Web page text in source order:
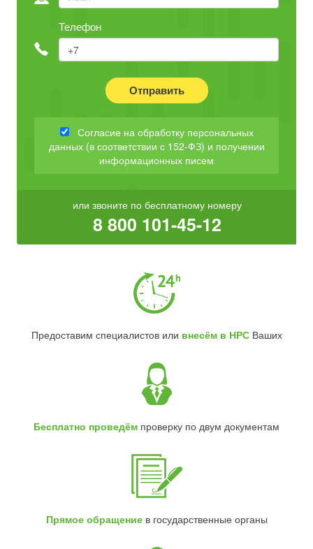
Телефон
Отправить
Согласие на обработку персональных
данных (в соответствии с 152-ФЗ) и получении
информационных писем
или звоните по бесплатному номеру
8 800 101-45-12
Предоставим специалистов или внесём в НРСВаших
Бесплатно проведём проверку по двум документам
Прямое обращениев государственные органы